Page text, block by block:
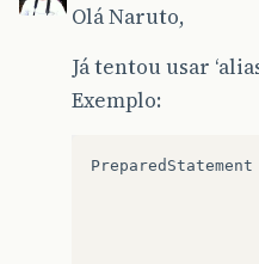
Olá Naruto,
Já tentou usar
Exemplo:
PreparedStatement